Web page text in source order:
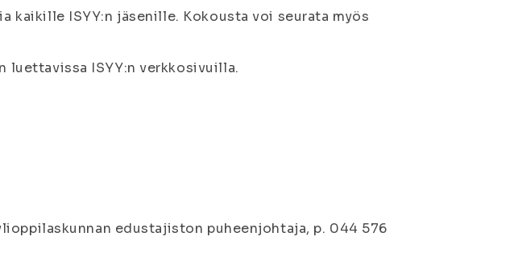
kaikille ISYY:n jäsenille. Kokousta voi seurata myös
luettavissa ISYY:n verkkosivuilla.
edustajiston puheenjohtaja, p. 044 576